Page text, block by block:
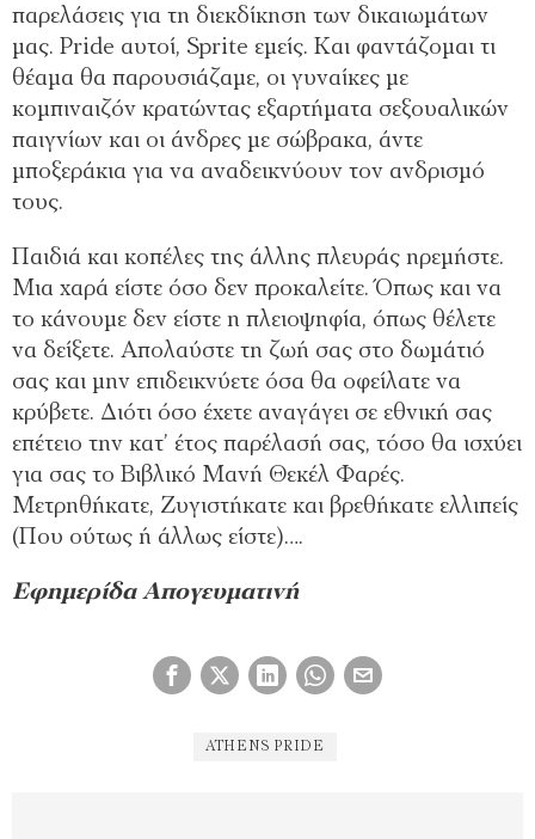
παρελάσεις για τη διεκδίκηση των δικαιωμάτων
μας. Pride αυτοί, Sprite εμείς. Και φαντάζομαι τι
θέαμα θα παρουσιάζαμε, οι γυναίκες με
κομπιναιζόν κρατώντας εξαρτήματα σεξουαλικών
παιγνίων και οι άνδρες με σώβρακα, άντε
μποξεράκια για να αναδεικνύουν τον ανδρισμό
τους.
Παιδιά και κοπέλες της άλλης πλευράς ηρεμήστε.
Μια χαρά είστε όσο δεν προκαλείτε. Όπως και να
το κάνουμε δεν είστε η πλειοψηφία, όπως θέλετε
να δείξετε. Απολαύστε τη ζωή σας στο δωμάτιό
σας και μην επιδεικνύετε όσα θα οφείλατε να
κρύβετε. Διότι όσο έχετε αναγάγει σε εθνική σας
επέτειο την κατ’ έτος παρέλασή σας, τόσο θα ισχύει
για σας το Βιβλικό Μανή Θεκέλ Φαρές.
Μετρηθήκατε, Ζυγιστήκατε και βρεθήκατε ελλιπείς
(Που ούτως ή άλλως είστε)….
Εφημερίδα Απογευματινή
ATHENS PRIDE